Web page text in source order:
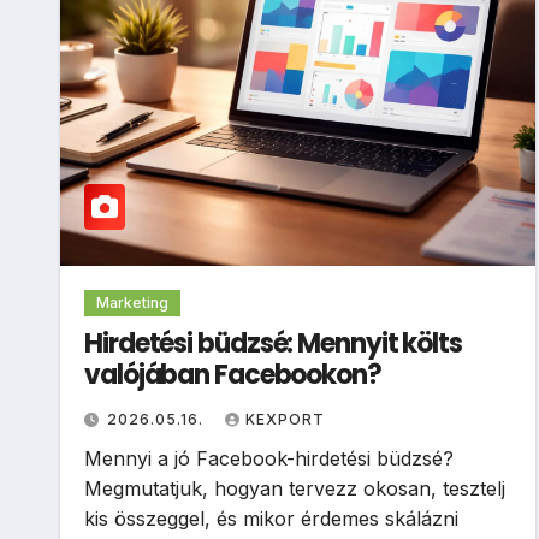
Marketing
Hirdetési büdzsé: Mennyit költs
valójában Facebookon?
2026.05.16. KEXPORT
Mennyi a jó Facebook-hirdetési büdzsé?
Megmutatjuk, hogyan tervezz okosan, tesztelj
kis összeggel, és mikor érdemes skálázni